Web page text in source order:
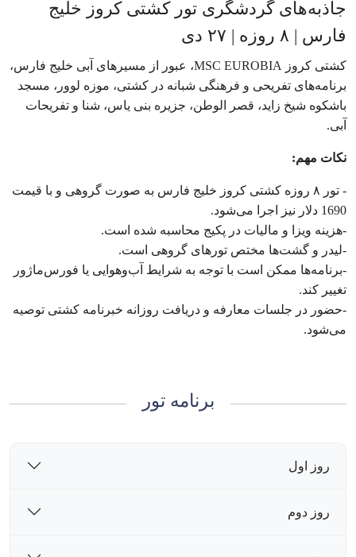
جاذبه‌های گردشگری تور کشتی کروز خلیج
فارس | ۸ روزه | ۲۷ دی
کشتی کروز MSC EUROBIA، عبور از مسیرهای آبی خلیج فارس،
برنامه‌های تفریحی و فرهنگی شبانه در کشتی، موزه لوور، مسجد
باشکوه شیخ زاید، قصر الوطن، جزیره بنی یاس، شنا و تفریحات
آبی.
نکات مهم:
- تور ۸ روزه کشتی کروز خلیج فارس به صورت گروهی و با قیمت
1690 دلار نیز اجرا می‌شود.
-هزینه ویزا و مالیات در پکیج محاسبه شده است.
-لیدر و گشت‌ها مختص تورهای گروهی است.
-برنامه‌ها ممکن است با توجه به شرایط آب‌وهوایی یا فورس‌ماژور
تغییر کند.
-حضور در جلسات معارفه و دریافت روزانه خبرنامه کشتی توصیه
می‌شود.
برنامه تور
روز اول
روز دوم